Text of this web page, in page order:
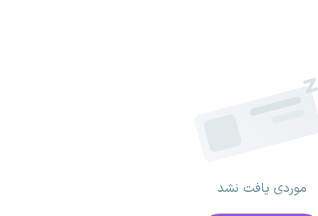
موردی یافت نشد